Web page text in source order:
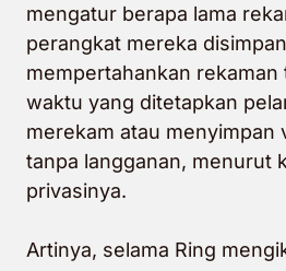
mengatur berapa lama
perangkat mereka
mempertahankan
waktu yang ditetapkan
merekam atau menyimpan
tanpa langganan, menurut
privasinya.
Artinya, selama Ring